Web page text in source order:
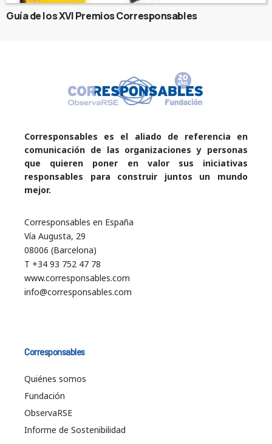
Guía de los XVI Premios Corresponsables
Corresponsables es el aliado de referencia en
comunicación de las organizaciones y personas
que quieren poner en valor sus iniciativas
responsables para construir juntos un mundo
mejor.
Corresponsables en España
Vía Augusta, 29
08006 (Barcelona)
T +34 93 752 47 78
www.corresponsables.com
info@corresponsables.com
Corresponsables
Quiénes somos
Fundación
ObservaRSE
Informe de Sostenibilidad